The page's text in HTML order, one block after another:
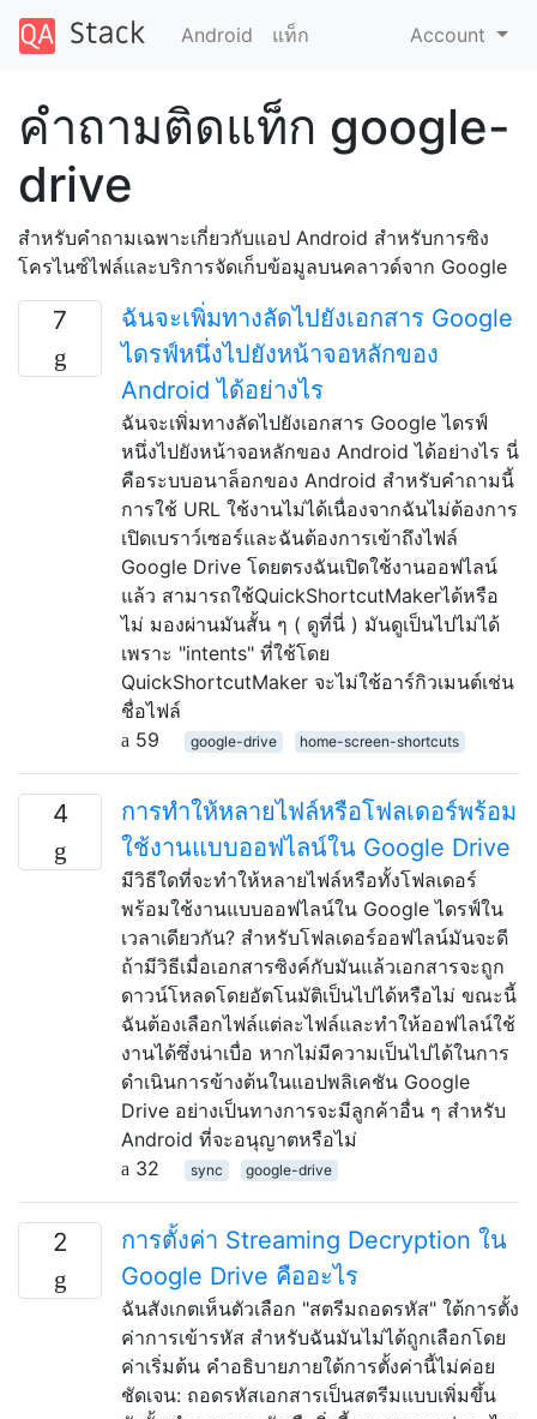
Android แท็ก Account
คำถามติดแท็ก google-
drive
สำหรับคำถามเฉพาะเกี่ยวกับแอป Android สำหรับการซิง
โครไนซ์ไฟล์และบริการจัดเก็บข้อมูลบนคลาวด์จาก Google
7
ฉันจะเพิ่มทางลัดไปยังเอกสาร Google
ไดรฟ์หนึ่งไปยังหน้าจอหลักของ
Android ได้อย่างไร
ฉันจะเพิ่มทางลัดไปยังเอกสาร Google ไดรฟ์
หนึ่งไปยังหน้าจอหลักของ Android ได้อย่างไร นี่
คือระบบอนาล็อกของ Android สำหรับคำถามนี้
การใช้ URL ใช้งานไม่ได้เนื่องจากฉันไม่ต้องการ
เปิดเบราว์เซอร์และฉันต้องการเข้าถึงไฟล์
Google Drive โดยตรงฉันเปิดใช้งานออฟไลน์
แล้ว สามารถใช้QuickShortcutMakerได้หรือ
ไม่ มองผ่านมันสั้น ๆ ( ดูที่นี่ ) มันดูเป็นไปไม่ได้
เพราะ "intents" ที่ใช้โดย
QuickShortcutMaker จะไม่ใช้อาร์กิวเมนต์เช่น
ชื่อไฟล์
59
google-drive home-screen-shortcuts
4
การทำให้หลายไฟล์หรือโฟลเดอร์พร้อม
ใช้งานแบบออฟไลน์ใน Google Drive
มีวิธีใดที่จะทำให้หลายไฟล์หรือทั้งโฟลเดอร์
พร้อมใช้งานแบบออฟไลน์ใน Google ไดรฟ์ใน
เวลาเดียวกัน? สำหรับโฟลเดอร์ออฟไลน์มันจะดี
ถ้ามีวิธีเมื่อเอกสารซิงค์กับมันแล้วเอกสารจะถูก
ดาวน์โหลดโดยอัตโนมัติเป็นไปได้หรือไม่ ขณะนี้
ฉันต้องเลือกไฟล์แต่ละไฟล์และทำให้ออฟไลน์ใช้
งานได้ซึ่งน่าเบื่อ หากไม่มีความเป็นไปได้ในการ
ดำเนินการข้างต้นในแอปพลิเคชัน Google
Drive อย่างเป็นทางการจะมีลูกค้าอื่น ๆ สำหรับ
Android ที่จะอนุญาตหรือไม่
32
sync google-drive
2
การตั้งค่า Streaming Decryption ใน
Google Drive คืออะไร
ฉันสังเกตเห็นตัวเลือก "สตรีมถอดรหัส" ใต้การตั้ง
ค่าการเข้ารหัส สำหรับฉันมันไม่ได้ถูกเลือกโดย
ค่าเริ่มต้น คำอธิบายภายใต้การตั้งค่านี้ไม่ค่อย
ชัดเจน: ถอดรหัสเอกสารเป็นสตรีมแบบเพิ่มขึ้น